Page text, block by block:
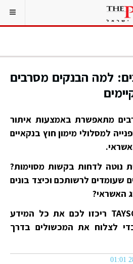
למה הבנקים מסרבים
מתאפשרת באמצעות איתור
למסלולי מימון חוץ בנקאיים
נוטה לדחות בקשות מסוימות?
שעומדים לרשותכם וכיצד בונים
האשראי?
המומחים של TAYSOFUNDS ריכזו לכם את כל המידע
לצלוח את המכשולים בדרך